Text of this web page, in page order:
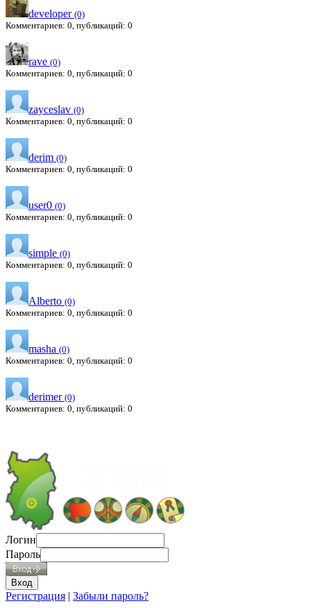
developer (0)
Комментариев: 0, публикаций: 0
rave (0)
Комментариев: 0, публикаций: 0
zayceslav (0)
Комментариев: 0, публикаций: 0
derim (0)
Комментариев: 0, публикаций: 0
user0 (0)
Комментариев: 0, публикаций: 0
simple (0)
Комментариев: 0, публикаций: 0
Alberto (0)
Комментариев: 0, публикаций: 0
masha (0)
Комментариев: 0, публикаций: 0
derimer (0)
Комментариев: 0, публикаций: 0
Логин
Пароль
Регистрация | Забыли пароль?